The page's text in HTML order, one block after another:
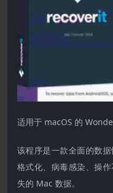
适用于 macOS 的
该程序是一款全面的数据
格式化、病毒感染、操
失的 Mac 数据。